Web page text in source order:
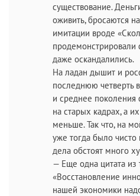
существование.
оживить, бросаются
имитации вроде
продемонстрировали
даже оскандалились.
На ладан дышит и
последнюю четверть
и среднее поколения
на старых кадрах, а
меньше. Так что, на
уже тогда было чисто
дела обстоят много
— Еще одна цитата из
«Восстановление
нашей экономики